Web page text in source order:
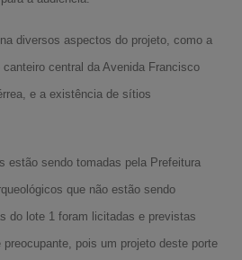
diversos aspectos do projeto, como a
central da Avenida Francisco
e a existência de sítios
estão sendo tomadas pela Prefeitura
que não estão sendo
do lote 1 foram licitadas e previstas
pois um projeto deste porte